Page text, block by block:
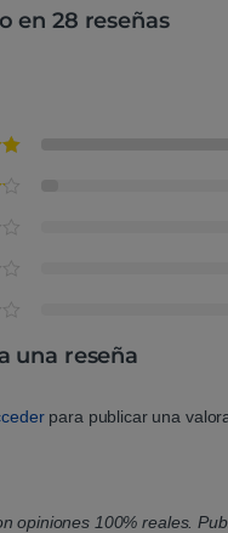
en 28 reseñas
una reseña
para publicar una
opiniones 100% reales.